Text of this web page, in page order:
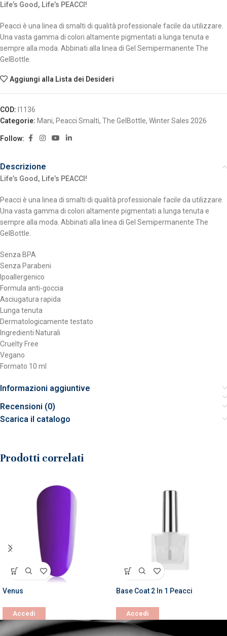
Life’s Good, Life’s PEACCI!
Peacci è una linea di smalti di qualità professionale facile da utilizzare.
Una vasta gamma di colori altamente pigmentati a lunga tenuta e
sempre alla moda. Abbinati alla linea di Gel Semipermanente The
GelBottle.
Aggiungi alla Lista dei Desideri
COD: I1136
Categorie: Mani, Peacci Smalti, The GelBottle, Winter Sales 2026
Follow:
Descrizione
Life’s Good, Life’s PEACCI!
Peacci è una linea di smalti di qualità professionale facile da utilizzare.
Una vasta gamma di colori altamente pigmentati a lunga tenuta e
sempre alla moda. Abbinati alla linea di Gel Semipermanente The
GelBottle.
Senza BPA
Senza Parabeni
Ipoallergenico
Formula anti-goccia
Asciugatura rapida
Lunga tenuta
Dermatologicamente testato
Ingredienti Naturali
Cruelty Free
Vegano
Formato 10 ml
Informazioni aggiuntive
Recensioni (0)
Scarica il catalogo
Prodotti correlati
Venus
Accedi
Base Coat 2 In 1 Peacci
Accedi